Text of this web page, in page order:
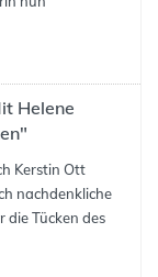
Helene
Kerstin Ott
nachdenkliche
die Tücken des